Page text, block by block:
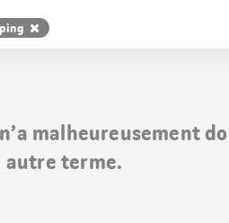
malheureusement
autre terme.